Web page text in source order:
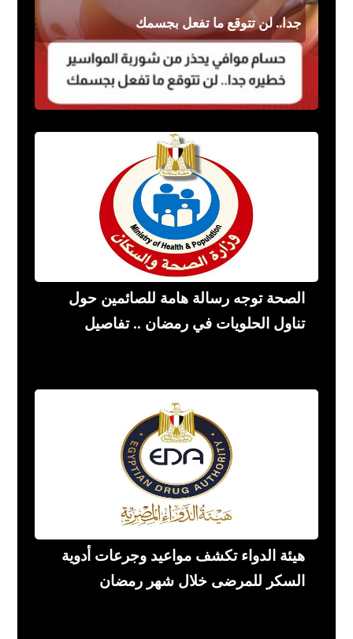
جدا.. لن تتوقع ما تفعل بجسمك
الصحة توجه رسالة هامة للصائمين حول
تناول الحلويات في رمضان .. تفاصيل
هيئة الدواء تكشف مواعيد وجرعات أدوية
السكر للمرضى خلال شهر رمضان